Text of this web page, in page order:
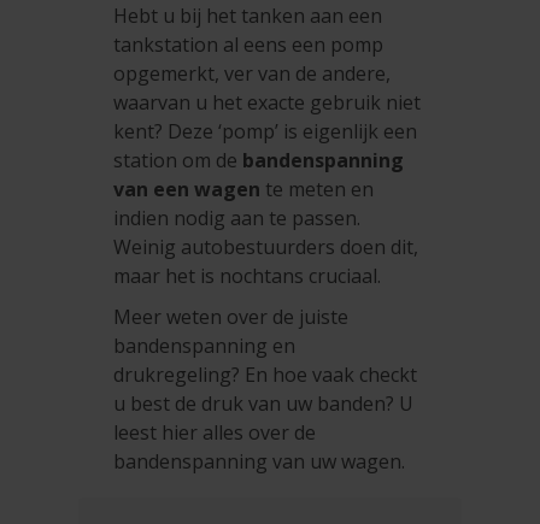
Hebt u bij het tanken aan een
tankstation al eens een pomp
opgemerkt, ver van de andere,
waarvan u het exacte gebruik niet
kent? Deze ‘pomp’ is eigenlijk een
station om de bandenspanning
van een wagen te meten en
indien nodig aan te passen.
Weinig autobestuurders doen dit,
maar het is nochtans cruciaal.
Meer weten over de juiste
bandenspanning en
drukregeling? En hoe vaak checkt
u best de druk van uw banden? U
leest hier alles over de
bandenspanning van uw wagen.